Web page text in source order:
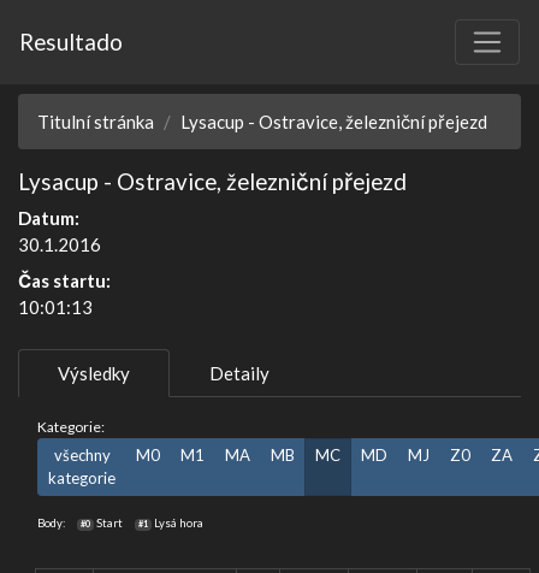
Resultado
Titulní stránka Lysacup - Ostravice, železniční přejezd
Lysacup - Ostravice, železniční přejezd
Datum:
30.1.2016
Čas startu:
10:01:13
Výsledky Detaily
Kategorie:
všechny
kategorie
M0 M1 MA MB MC MD MJ Z0 ZA
Body: #0 Start #1 Lysá hora